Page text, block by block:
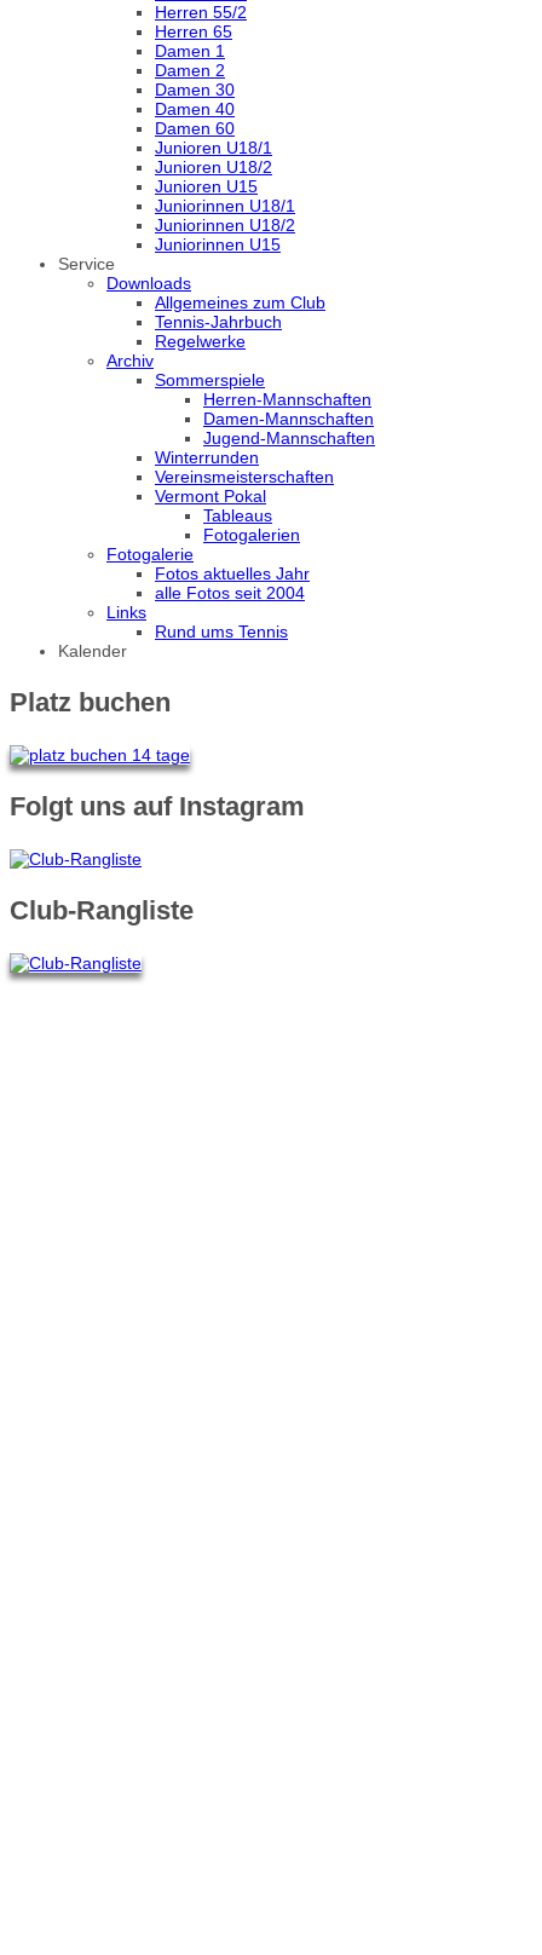
Herren 55/2
Herren 65
Damen 1
Damen 2
Damen 30
Damen 40
Damen 60
Junioren U18/1
Junioren U18/2
Junioren U15
Juniorinnen U18/1
Juniorinnen U18/2
Juniorinnen U15
Service
Downloads
Allgemeines zum Club
Tennis-Jahrbuch
Regelwerke
Archiv
Sommerspiele
Herren-Mannschaften
Damen-Mannschaften
Jugend-Mannschaften
Winterrunden
Vereinsmeisterschaften
Vermont Pokal
Tableaus
Fotogalerien
Fotogalerie
Fotos aktuelles Jahr
alle Fotos seit 2004
Links
Rund ums Tennis
Kalender
Platz buchen
Folgt uns auf Instagram
Club-Rangliste